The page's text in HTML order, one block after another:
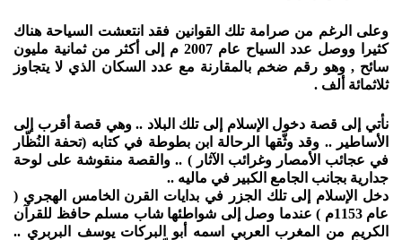
وعلى الرغم من صرامة تلك القوانين فقد انتعشت السياحة هناك
كثيرا ووصل عدد السياح عام 2007 م إلى أكثر من ثمانية مليون
سائح , وهو رقم ضخم بالمقارنة مع عدد السكان الذي لا يتجاوز
ثلاثمائة ألف .
نأتي إلى قصة دخول الإسلام إلى تلك البلاد .. وهي قصة أقرب إلى
الأساطير .. وقد وثّقها الرحالة ابن بطوطة في كتابه (تحفة النُظّار
في عجائب الأمصار وغرائب الآثار ) .. والقصة منقوشة على لوحة
جدارية بجانب الجامع الكبير في ماليه ..
دخل الإسلام إلى تلك الجزر في بدايات القرن الخامس الهجري (
عام 1153م ) عندما وصل إلى شواطئها شاب مسلم حافظ للقرآن
الكريم من المغرب العربي اسمه أبو البركات يوسف البربري ..